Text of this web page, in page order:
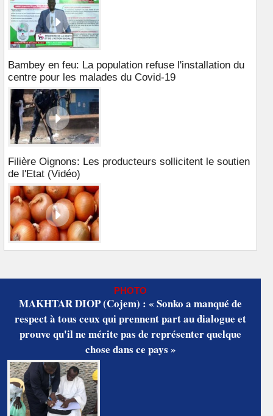
Bambey en feu: La population refuse l'installation du
centre pour les malades du Covid-19
Filière Oignons: Les producteurs sollicitent le soutien
de l'Etat (Vidéo)
PHOTO
MAKHTAR DIOP (Cojem) : « Sonko a manqué de
respect à tous ceux qui prennent part au dialogue et
prouve qu'il ne mérite pas de représenter quelque
chose dans ce pays »